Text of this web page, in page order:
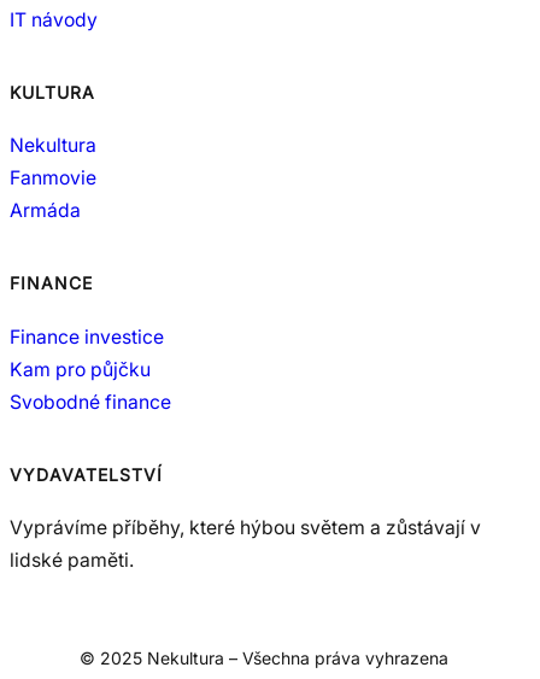
IT návody
KULTURA
Nekultura
Fanmovie
Armáda
FINANCE
Finance investice
Kam pro půjčku
Svobodné finance
VYDAVATELSTVÍ
Vyprávíme příběhy, které hýbou světem a zůstávají v
lidské paměti.
© 2025 Nekultura – Všechna práva vyhrazena